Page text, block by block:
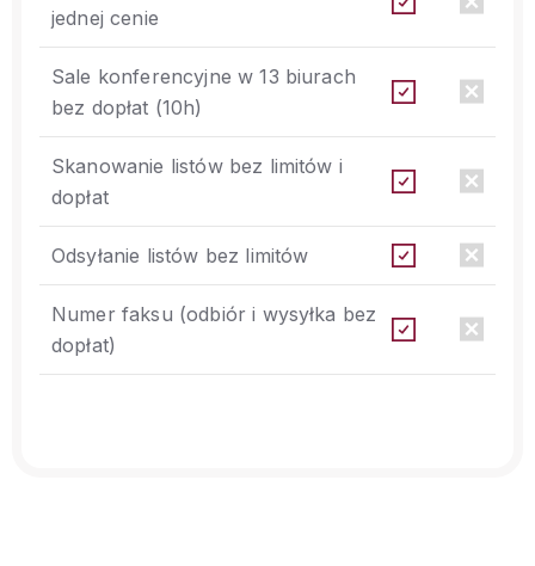
jednej cenie
Sale konferencyjne w 13 biurach
bez dopłat (10h)
Skanowanie listów bez limitów i
dopłat
Odsyłanie listów bez limitów
Numer faksu (odbiór i wysyłka bez
dopłat)